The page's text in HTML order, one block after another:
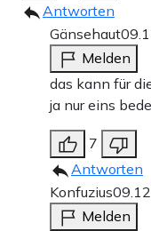
Antworten
Gänsehaut
Melden
das kann für
ja nur eins
7
Antworten
Konfuzius
Melden